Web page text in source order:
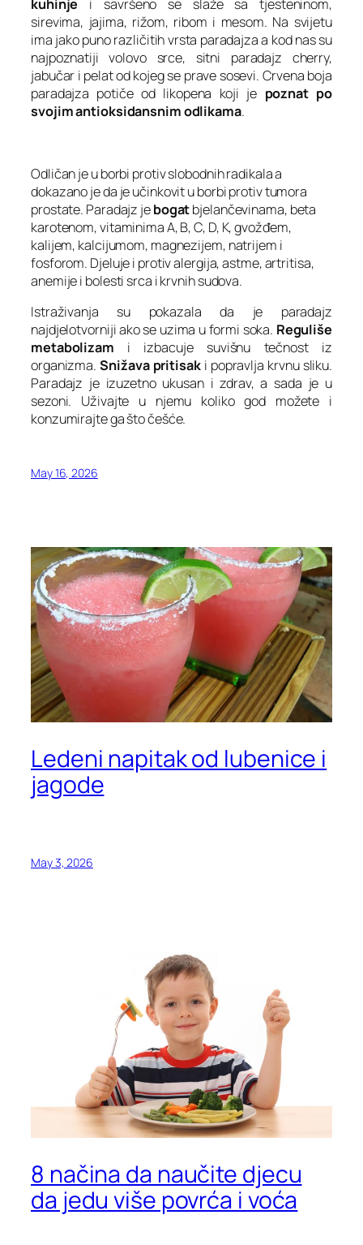
kuhinje i savršeno se slaže sa tjesteninom,
sirevima, jajima, rižom, ribom i mesom. Na svijetu
ima jako puno različitih vrsta paradajza a kod nas su
najpoznatiji volovo srce, sitni paradajz cherry,
jabučar i pelat od kojeg se prave sosevi. Crvena boja
paradajza potiče od likopena koji je poznat po
svojim antioksidansnim odlikama.
Odličan je u borbi protiv slobodnih radikala a
dokazano je da je učinkovit u borbi protiv tumora
prostate. Paradajz jebogatbjelančevinama, beta
karotenom, vitaminima A, B, C, D, K, gvožđem,
kalijem, kalcijumom, magnezijem, natrijem i
fosforom. Djeluje i protiv alergija, astme, artritisa,
anemije i bolesti srca i krvnih sudova.
Istraživanja su pokazala da je paradajz
najdjelotvorniji ako se uzima u formi soka. Reguliše
metabolizam i izbacuje suvišnu tečnost iz
organizma.Snižava pritisaki popravlja krvnu sliku.
Paradajz je izuzetno ukusan i zdrav, a sada je u
sezoni. Uživajte u njemu koliko god možete i
konzumirajte ga što češće.
May 16, 2026
Ledeni napitak od lubenice i
jagode
May 3, 2026
8 načina da naučite djecu
da jedu više povrća i voća